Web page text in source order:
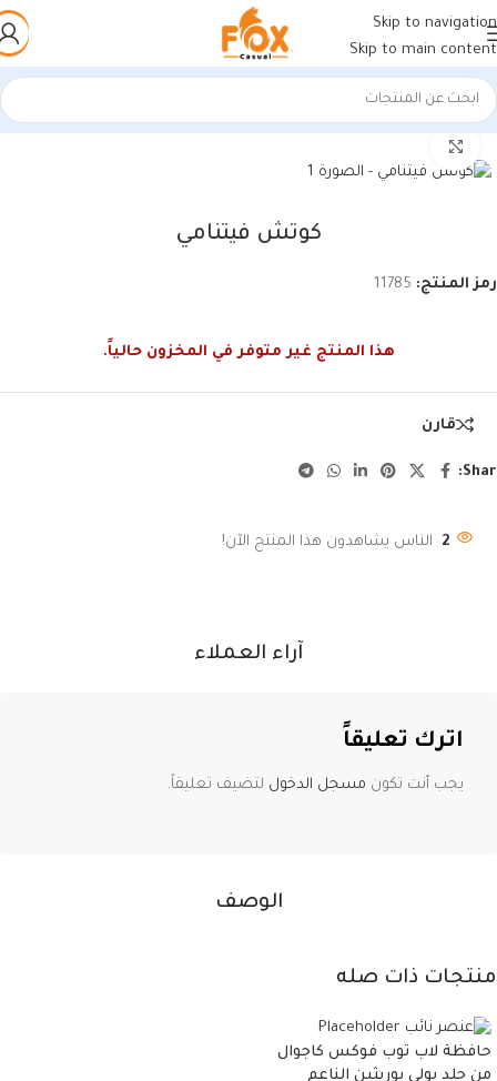
Skip to navigation
Skip to main content
الرئيسية/أحذية رجالي/كوتشات فيتنامي
كوتش فيتنامي
رمز المنتج: 11785
هذا المنتج غير متوفر في المخزون حالياً.
قارن
2 الناس يشاهدون هذا المنتج الآن!
الوصف
آراء العملاء
اترك تعليقاً
يجب أنت تكون مسجل الدخول لتضيف تعليقاً.
منتجات ذات صله
حافظة لاب توب فوكس كاجوال
من جلد بولي يوريثين الناعم